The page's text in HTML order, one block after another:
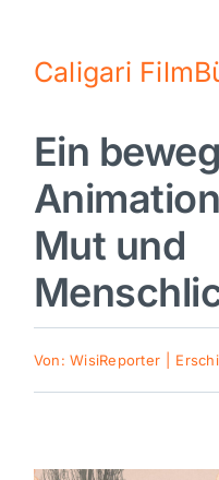
Nachrichten
Politik
Sport
Kultur
Caligari
Ein
Mut und
Von:WisiReporter